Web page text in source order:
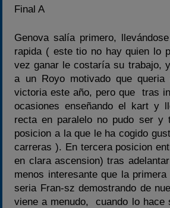
Final A
Genova salía primero,
rapida ( este tio no hay quien lo
vez ganar le costaría su trabajo,
a un Royo motivado que
victoria este año, pero que tras
ocasiones enseñando el kart y
recta en paralelo no pudo ser y
posicion a la que le ha cogido
carreras ). En tercera posicion
en clara ascension) tras
menos interesante que la
seria Fran-sz demostrando de
viene a menudo, cuando lo hace